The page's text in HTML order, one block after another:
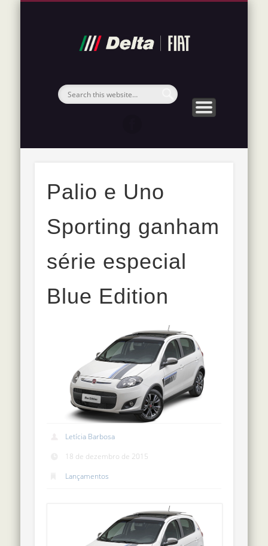
Palio e Uno
Sporting ganham
série especial
Blue Edition
Letícia Barbosa
18 de dezembro de 2015
Lançamentos